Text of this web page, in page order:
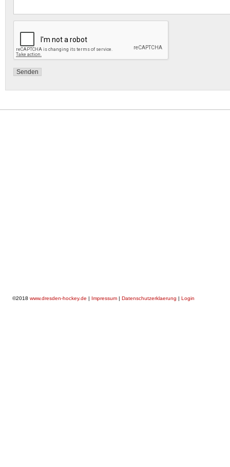
©2018 www.dresden-hockey.de | Impressum | Datenschutzerklaerung | Login